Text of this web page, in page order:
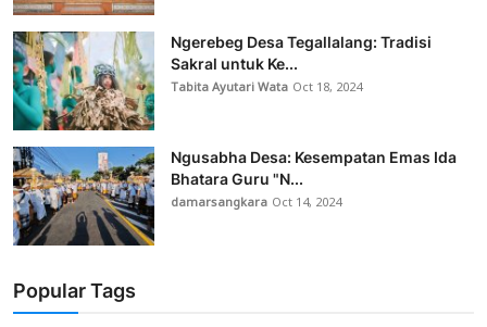
Ngerebeg Desa Tegallalang: Tradisi
Sakral untuk Ke...
Tabita Ayutari Wata Oct 18, 2024
Ngusabha Desa: Kesempatan Emas Ida
Bhatara Guru "N...
damarsangkara Oct 14, 2024
Popular Tags